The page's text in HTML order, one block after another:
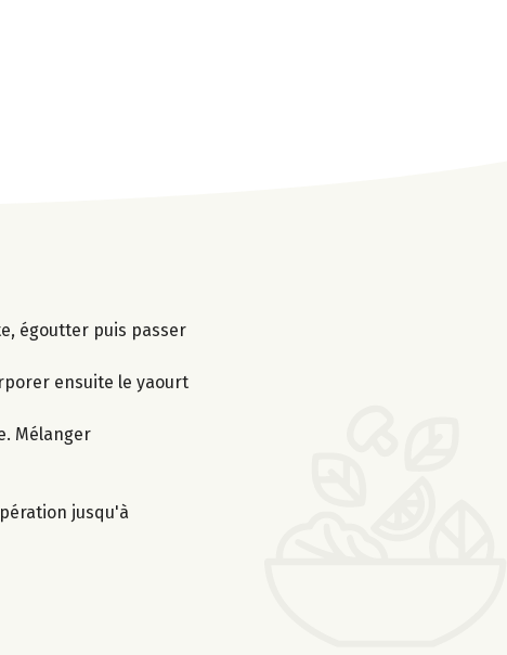
égoutter puis passer
ensuite le yaourt
Mélanger
jusqu'à